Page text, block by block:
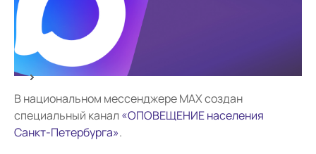
В национальном мессенджере MAX создан
специальный канал «ОПОВЕЩЕНИЕ населения
Санкт-Петербурга».